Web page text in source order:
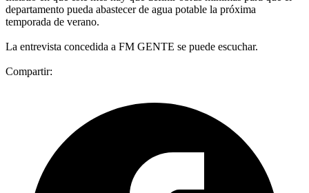
departamento pueda abastecer de agua potable la próxima
temporada de verano.
La entrevista concedida a FM GENTE se puede escuchar.
Compartir: